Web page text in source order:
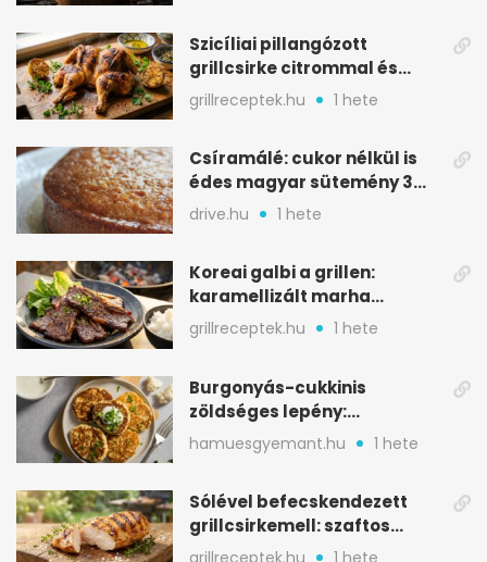
Szicíliai pillangózott
grillcsirke citrommal és
oregánóval
grillreceptek.hu 1 hete
Csíramálé: cukor nélkül is
édes magyar sütemény 3
alapanyagból
drive.hu 1 hete
Koreai galbi a grillen:
karamellizált marha
rövidborda gyorsan
grillreceptek.hu 1 hete
Burgonyás-cukkinis
zöldséges lepény:
aranybarna, szaftos, hús
nélkül is
hamuesgyemant.hu 1 hete
Sólével befecskendezett
grillcsirkemell: szaftos
marad, nem szárad ki
grillreceptek.hu 1 hete